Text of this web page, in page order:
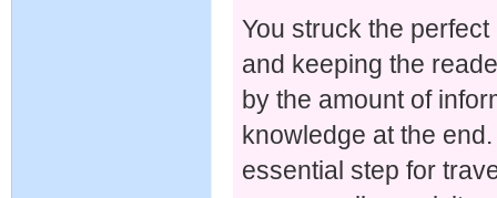
You struck the
and keeping the
by the amount of
knowledge at the
essential step for